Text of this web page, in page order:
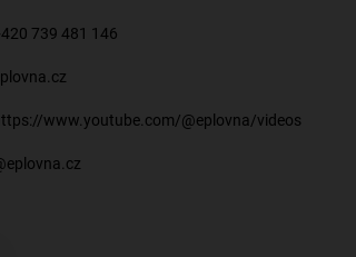
739 481 146
www.youtube.com/@eplovna/videos